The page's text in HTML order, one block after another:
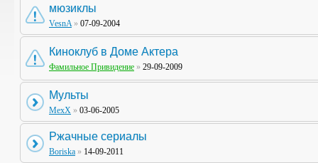
мюзиклы
VesnA » 07-09-2004
Киноклуб в Доме Актера
Фамильное Привидение » 29-09-2009
Мульты
MexX » 03-06-2005
Ржачные сериалы
Boriska » 14-09-2011